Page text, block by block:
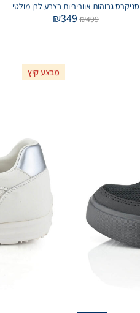
סניקרס גבוהות אווריריות בצבע לבן מולטי
₪499
₪349
מבצע קיץ